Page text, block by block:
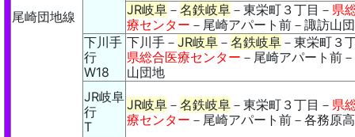
尾崎団地線 JR岐阜 － 名鉄岐阜 －東栄町３丁目－ 県
療センター －尾崎アパート前－諏訪山
下川手
行
W18
下川手－ JR岐阜 － 名鉄岐阜 －東栄町３
県総合医療センター －尾崎アパート前
山団地
JR岐阜
行
T
JR岐阜 － 名鉄岐阜 －東栄町３丁目－ 県
療センター －尾崎アパート前－各務原